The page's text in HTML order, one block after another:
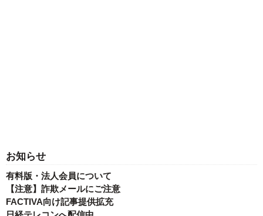
お知らせ
有料版・法人会員について
【注意】詐欺メールにご注意
FACTIVA向け記事提供拡充